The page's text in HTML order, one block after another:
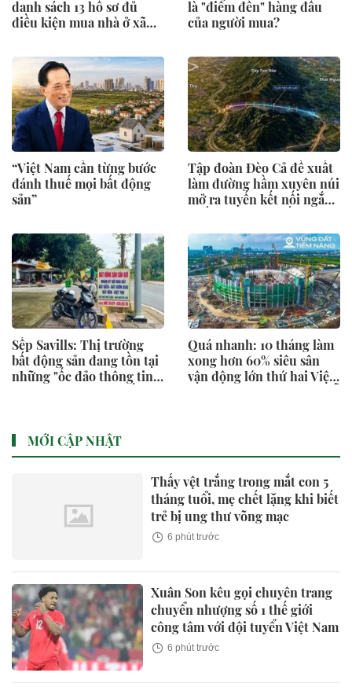
danh sách 13 hồ sơ đủ
điều kiện mua nhà ở xã
đồng/m²
là "điểm đến" hàng đầu
của người mua?
“Việt Nam cần từng bước
đánh thuế mọi bất động
sản”
Tập đoàn Đèo Cả đề xuất
làm đường hầm xuyên núi
mở ra tuyến kết nối ngắn
nhất danh trà” với tỉnh
Phú Thọ và Thủ đô Hà
Nội
Sếp Savills: Thị trường
bất động sản đang tồn tại
những "ốc đảo thông tin",
Quá nhanh: 10 tháng làm
xong hơn 60% siêu sân
vận động lớn thứ hai Việt
MỚI CẬP NHẬT
Thấy vệt trắng trong mắt con 5
tháng tuổi, mẹ chết lặng khi biết
trẻ bị ung thư võng mạc
6 phút trước
Xuân Son kêu gọi chuyên trang
chuyển nhượng số 1 thế giới
công tâm với đội tuyển Việt Nam
6 phút trước